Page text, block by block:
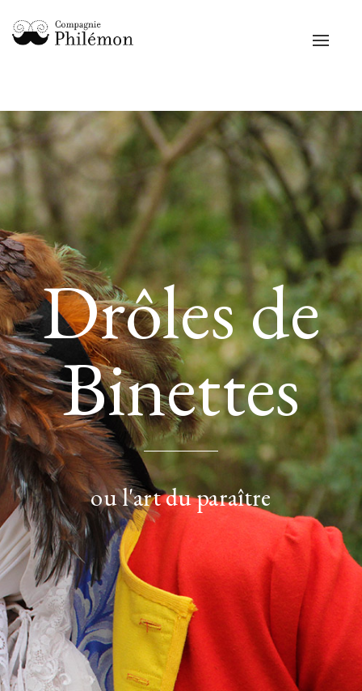
Toggle
Drôles de
Binettes
ou l'art du paraître